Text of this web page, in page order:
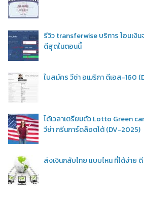
รีวิว transferwise บริการ โอนเงิน
ดีสุดในตอนนี้
ใบสมัคร วีซ่า อเมริกา ดีเอส-160
ได้เวลาเตรียมตัว Lotto Green
วีซ่า กรีนการ์ดล็อตโต้ (DV-2025)
ส่งเงินกลับไทย แบบไหน ที่ได้ง่าย